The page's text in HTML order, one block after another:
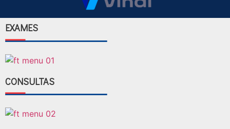
EXAMES
CONSULTAS